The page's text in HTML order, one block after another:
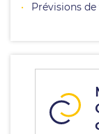
Prévisions